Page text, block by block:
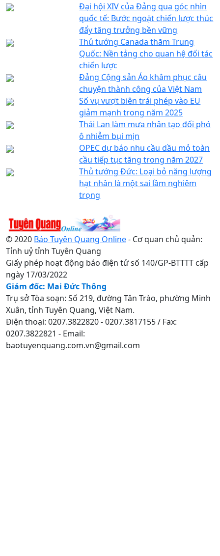
Đại hội XIV của Đảng qua góc nhìn
quốc tế: Bước ngoặt chiến lược thúc
đẩy tăng trưởng bền vững
Thủ tướng Canada thăm Trung
Quốc: Nền tảng cho quan hệ đối tác
chiến lược
Đảng Cộng sản Áo khâm phục câu
chuyện thành công của Việt Nam
Số vụ vượt biên trái phép vào EU
giảm mạnh trong năm 2025
Thái Lan làm mưa nhân tạo đối phó
ô nhiễm bụi mịn
OPEC dự báo nhu cầu dầu mỏ toàn
cầu tiếp tục tăng trong năm 2027
Thủ tướng Đức: Loại bỏ năng lượng
hạt nhân là một sai lầm nghiêm
trọng
© 2020 Báo Tuyên Quang Online- Cơ quan chủ quản:
Tỉnh uỷ tỉnh Tuyên Quang
Giấy phép hoạt động báo điện tử số 140/GP-BTTTT cấp
ngày 17/03/2022
Giám đốc: Mai Đức Thông
Trụ sở Tòa soạn: Số 219, đường Tân Trào, phường Minh
Xuân, tỉnh Tuyên Quang, Việt Nam.
Điện thoại: 0207.3822820 - 0207.3817155 / Fax:
0207.3822821 - Email:
baotuyenquang.com.vn@gmail.com